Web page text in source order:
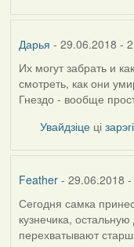
Дарья - 29.06.2018 -
Их могут забрать и
смотреть, как они
Гнездо - вообще
Увайдзіце ці
Feather- 29.06.2018 -
Сегодня самка
кузнечика,
перехватывают